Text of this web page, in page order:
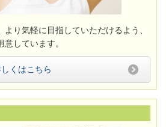
り気軽に目指していただけるよう、
意しています。
くはこちら